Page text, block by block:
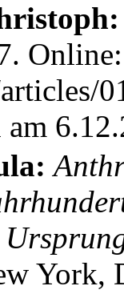
am
York,